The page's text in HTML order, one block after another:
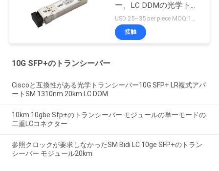
ー、LC DDMの光学トラ
ンシーバー モジュールUSD 25~35 per piece MOQ:1部分
接触
10G SFP+のトランシーバー
Ciscoと互換性がある光学トランシーバー10G SFP+ LR複式アパ
ートSM 1310nm 20km LC DOM
10km 10gbe Sfp+のトランシーバー モジュールの単一モードの
二重LCコネクター
参照クロックが要求しなかったSM Bidi LC 10ge SFP+のトラン
シーバー モジュール20km